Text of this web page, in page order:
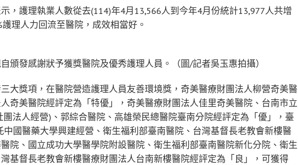
，護理執業人數從去(114)年4月13,566人到今年4月份統計13,977人共增
理人力回流至醫院，成效相當好。
頒發感謝狀予獲獎醫院及優秀護理人員。（圖/記者吳玉惠拍攝）
大獎項，在醫院營造護理人員友善環境獎，奇美醫療財團法人柳營奇美醫
奇美醫院經評定為「特優」，奇美醫療財團法人佳里奇美醫院、台南市立
法人經營)、郭綜合醫院、高雄榮民總醫院臺南分院經評定為「優」，臺
中國醫藥大學興建經營、衛生福利部臺南醫院、台灣基督長老教會新樓醫
院、國立成功大學醫學院附設醫院、衛生福利部臺南醫院新化分院、衛生
基督長老教會新樓醫療財團法人台南新樓醫院經評定為「良」，可獲得